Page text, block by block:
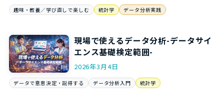
趣味・教養／学び直しで楽しむ 統計学 データ分析実践
現場で使えるデータ分析-データサイ
エンス基礎検定範囲-
2026年3月4日
データで意思決定・説得する データ分析入門 統計学